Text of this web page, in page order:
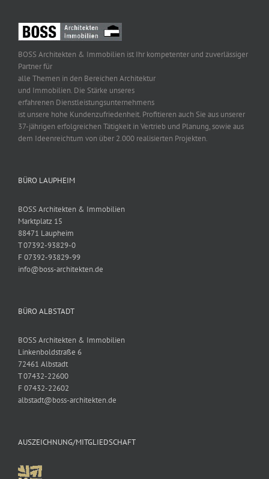
BOSS Architekten & Immobilien ist Ihr kompetenter und zuverlässiger
Partner für
alle Themen in den Bereichen Architektur
und Immobilien. Die Stärke unseres
erfahrenen Dienstleistungsunternehmens
ist unsere hohe Kundenzufriedenheit. Profitieren auch Sie aus unserer
37-jährigen erfolgreichen Tätigkeit in Vertrieb und Planung, sowie aus
dem Ideenreichtum von über 2.000 realisierten Projekten.
BÜRO LAUPHEIM
BOSS Architekten & Immobilien
Marktplatz 15
88471 Laupheim
T 07392-93829-0
F 07392-93829-99
info@boss-architekten.de
BÜRO ALBSTADT
BOSS Architekten & Immobilien
Linkenboldstraße 6
72461 Albstadt
T 07432-22600
F 07432-22602
albstadt@boss-architekten.de
AUSZEICHNUNG/MITGLIEDSCHAFT